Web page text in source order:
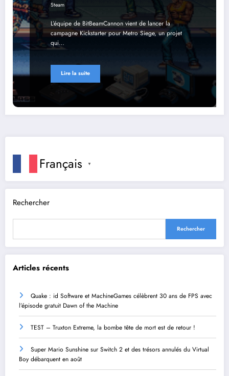
Steam
L’équipe de BitBeamCannon vient de lancer la
campagne Kickstarter pour Metro Siege, un projet
qui…
Lire la suite
Français ▼
Rechercher
Rechercher
Articles récents
Quake : id Software et MachineGames célèbrent 30 ans de FPS avec
l’épisode gratuit Dawn of the Machine
TEST – Truxton Extreme, la bombe tête de mort est de retour !
Super Mario Sunshine sur Switch 2 et des trésors annulés du Virtual
Boy débarquent en août